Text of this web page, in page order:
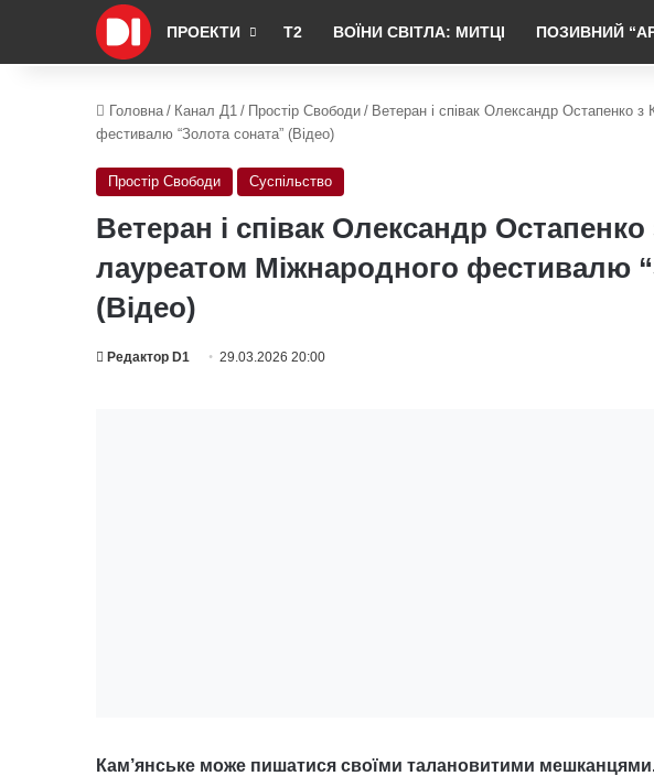
ПРОЕКТИ Т2 ВОЇНИ СВІТЛА: МИТЦІ ПОЗИВНИЙ
Головна / Канал Д1 / Простір Свободи / Ветеран і співак Олександр Остапенко
фестивалю “Золота соната” (Відео)
Простір Свободи Суспільство
Ветеран і співак Олександр Остапенко
лауреатом Міжнародного фестивалю
(Відео)
Редактор D1 29.03.2026 20:00
Кам’янське може пишатися своїми талановитими